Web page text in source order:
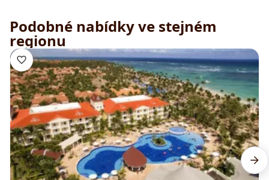
Podobné nabídky ve stejném
regionu